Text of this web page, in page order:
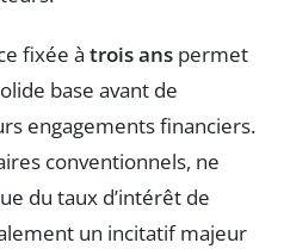
fixée à trois ans permet
base avant de
engagements financiers.
conventionnels, ne
du taux d’intérêt de
un incitatif majeur